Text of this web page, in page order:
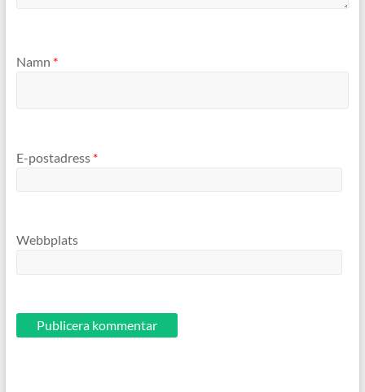
Namn *
E-postadress *
Webbplats